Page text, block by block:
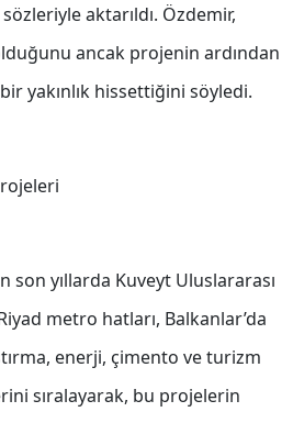
aktarıldı. Özdemir,
ancak projenin ardından
yakınlık hissettiğini söyledi.
son yıllarda Kuveyt Uluslararası
metro hatları, Balkanlar’da
enerji, çimento ve turizm
sıralayarak, bu projelerin